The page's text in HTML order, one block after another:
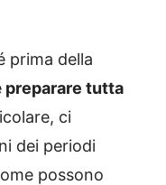
prima della
preparare tutta
ci
dei periodi
possono